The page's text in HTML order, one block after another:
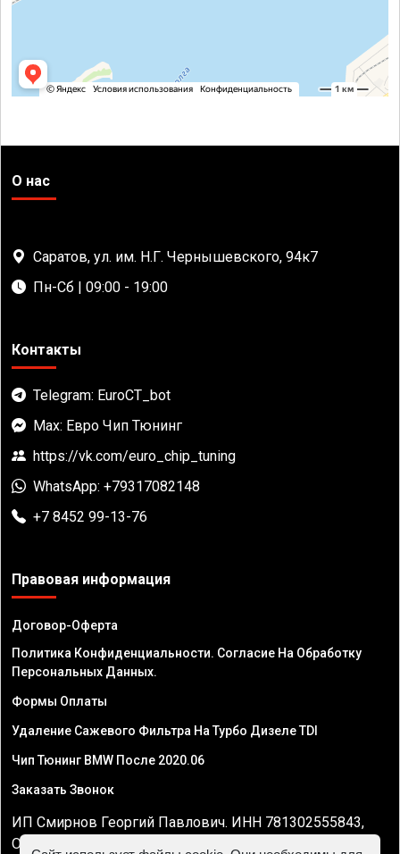
О нас
Саратов, ул. им. Н.Г. Чернышевского, 94к7
Пн-Сб | 09:00 - 19:00
Контакты
Telegram: EuroCT_bot
Max: Евро Чип Тюнинг
https://vk.com/euro_chip_tuning
WhatsApp: +79317082148
+7 8452 99-13-76
Правовая информация
Договор-Оферта
Политика Конфиденциальности. Согласие На Обработку
Персональных Данных.
Формы Оплаты
Удаление Сажевого Фильтра На Турбо Дизеле TDI
Чип Тюнинг BMW После 2020.06
Заказать Звонок
ИП Смирнов Георгий Павлович. ИНН 781302555843,
ОГРНИП 324470400032610